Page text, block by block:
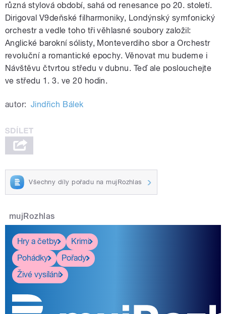
různá stylová období, sahá od renesance po 20. století.
Dirigoval V9deňské filharmoniky, Londýnský symfonický
orchestr a vedle toho tři věhlasné soubory založil:
Anglické barokní sólisty, Monteverdiho sbor a Orchestr
revoluční a romantické epochy. Věnovat mu budeme i
Návštěvu čtvrtou středu v dubnu. Teď ale poslouchejte
ve středu 1. 3. ve 20 hodin.
autor: Jindřich Bálek
Všechny díly pořadu na mujRozhlas
mujRozhlas
Hry a četby
Krimi
Pohádky
Pořady
Živé vysílání